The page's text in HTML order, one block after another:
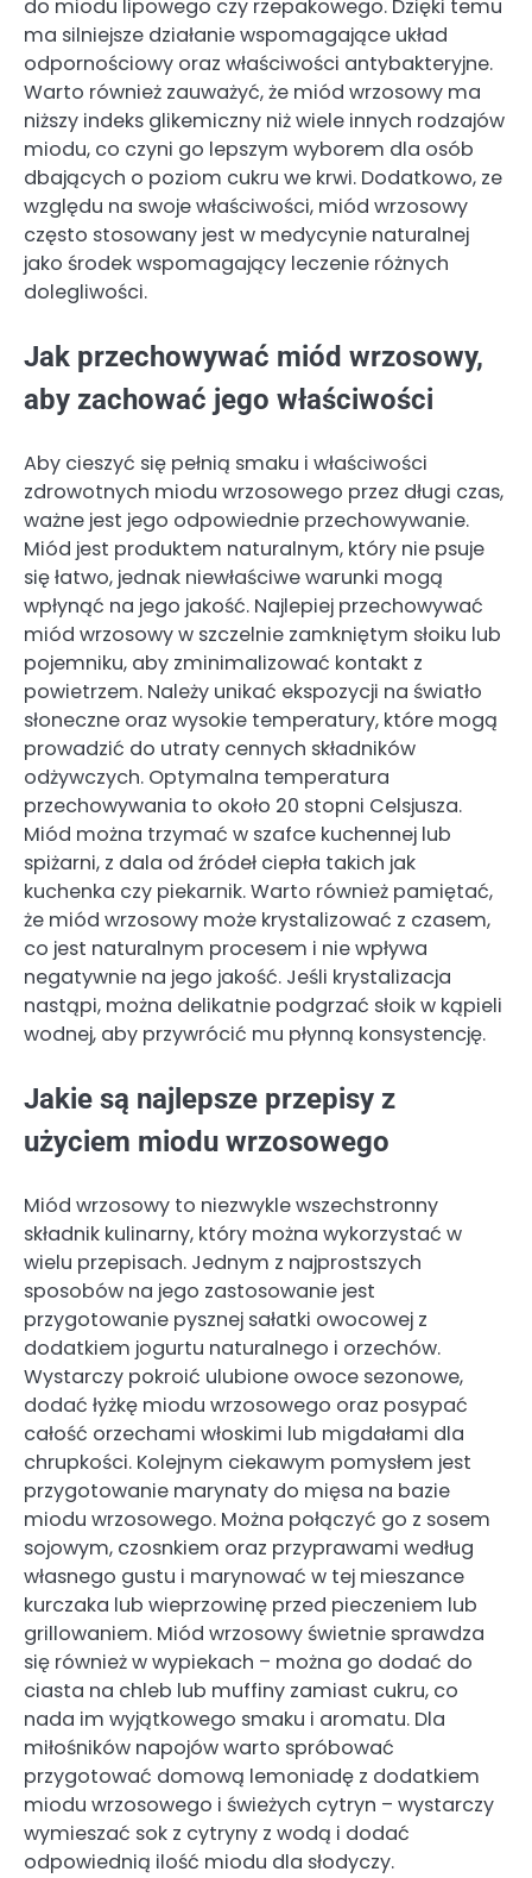
do miodu lipowego czy rzepakowego. Dzięki temu
ma silniejsze działanie wspomagające układ
odpornościowy oraz właściwości antybakteryjne.
Warto również zauważyć, że miód wrzosowy ma
niższy indeks glikemiczny niż wiele innych rodzajów
miodu, co czyni go lepszym wyborem dla osób
dbających o poziom cukru we krwi. Dodatkowo, ze
względu na swoje właściwości, miód wrzosowy
często stosowany jest w medycynie naturalnej
jako środek wspomagający leczenie różnych
dolegliwości.
Jak przechowywać miód wrzosowy,
aby zachować jego właściwości
Aby cieszyć się pełnią smaku i właściwości
zdrowotnych miodu wrzosowego przez długi czas,
ważne jest jego odpowiednie przechowywanie.
Miód jest produktem naturalnym, który nie psuje
się łatwo, jednak niewłaściwe warunki mogą
wpłynąć na jego jakość. Najlepiej przechowywać
miód wrzosowy w szczelnie zamkniętym słoiku lub
pojemniku, aby zminimalizować kontakt z
powietrzem. Należy unikać ekspozycji na światło
słoneczne oraz wysokie temperatury, które mogą
prowadzić do utraty cennych składników
odżywczych. Optymalna temperatura
przechowywania to około 20 stopni Celsjusza.
Miód można trzymać w szafce kuchennej lub
spiżarni, z dala od źródeł ciepła takich jak
kuchenka czy piekarnik. Warto również pamiętać,
że miód wrzosowy może krystalizować z czasem,
co jest naturalnym procesem i nie wpływa
negatywnie na jego jakość. Jeśli krystalizacja
nastąpi, można delikatnie podgrzać słoik w kąpieli
wodnej, aby przywrócić mu płynną konsystencję.
Jakie są najlepsze przepisy z
użyciem miodu wrzosowego
Miód wrzosowy to niezwykle wszechstronny
składnik kulinarny, który można wykorzystać w
wielu przepisach. Jednym z najprostszych
sposobów na jego zastosowanie jest
przygotowanie pysznej sałatki owocowej z
dodatkiem jogurtu naturalnego i orzechów.
Wystarczy pokroić ulubione owoce sezonowe,
dodać łyżkę miodu wrzosowego oraz posypać
całość orzechami włoskimi lub migdałami dla
chrupkości. Kolejnym ciekawym pomysłem jest
przygotowanie marynaty do mięsa na bazie
miodu wrzosowego. Można połączyć go z sosem
sojowym, czosnkiem oraz przyprawami według
własnego gustu i marynować w tej mieszance
kurczaka lub wieprzowinę przed pieczeniem lub
grillowaniem. Miód wrzosowy świetnie sprawdza
się również w wypiekach – można go dodać do
ciasta na chleb lub muffiny zamiast cukru, co
nada im wyjątkowego smaku i aromatu. Dla
miłośników napojów warto spróbować
przygotować domową lemoniadę z dodatkiem
miodu wrzosowego i świeżych cytryn – wystarczy
wymieszać sok z cytryny z wodą i dodać
odpowiednią ilość miodu dla słodyczy.